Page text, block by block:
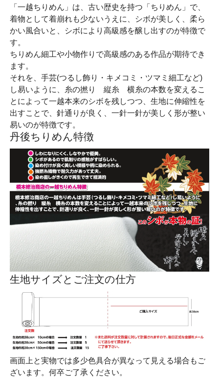
「一越ちりめん」は、古い歴史を持つ「ちりめん」で、
着物として着崩れも少ないうえに、シボが美しく、柔ら
かい風合いと、シボにより高級感を醸し出すのが特徴で
す。
ちりめん細工や小物作りで高級感のある作品が期待でき
ます。
それを、手芸(つるし飾り・キメコミ・ツマミ細工など)
し易いように、糸の撚り 縦糸 横糸の本数を変えるこ
とによって一越本来のシボを残しつつ、生地に伸縮性を
出すことで、針通りが良く、一針一針が美しく形が整い
易いのが特徴です。
丹後ちりめん特徴
生地サイズとご注文の仕方
画面上と実物では多少色具合が異なって見える場合もご
ざいます。何卒ご了承ください。